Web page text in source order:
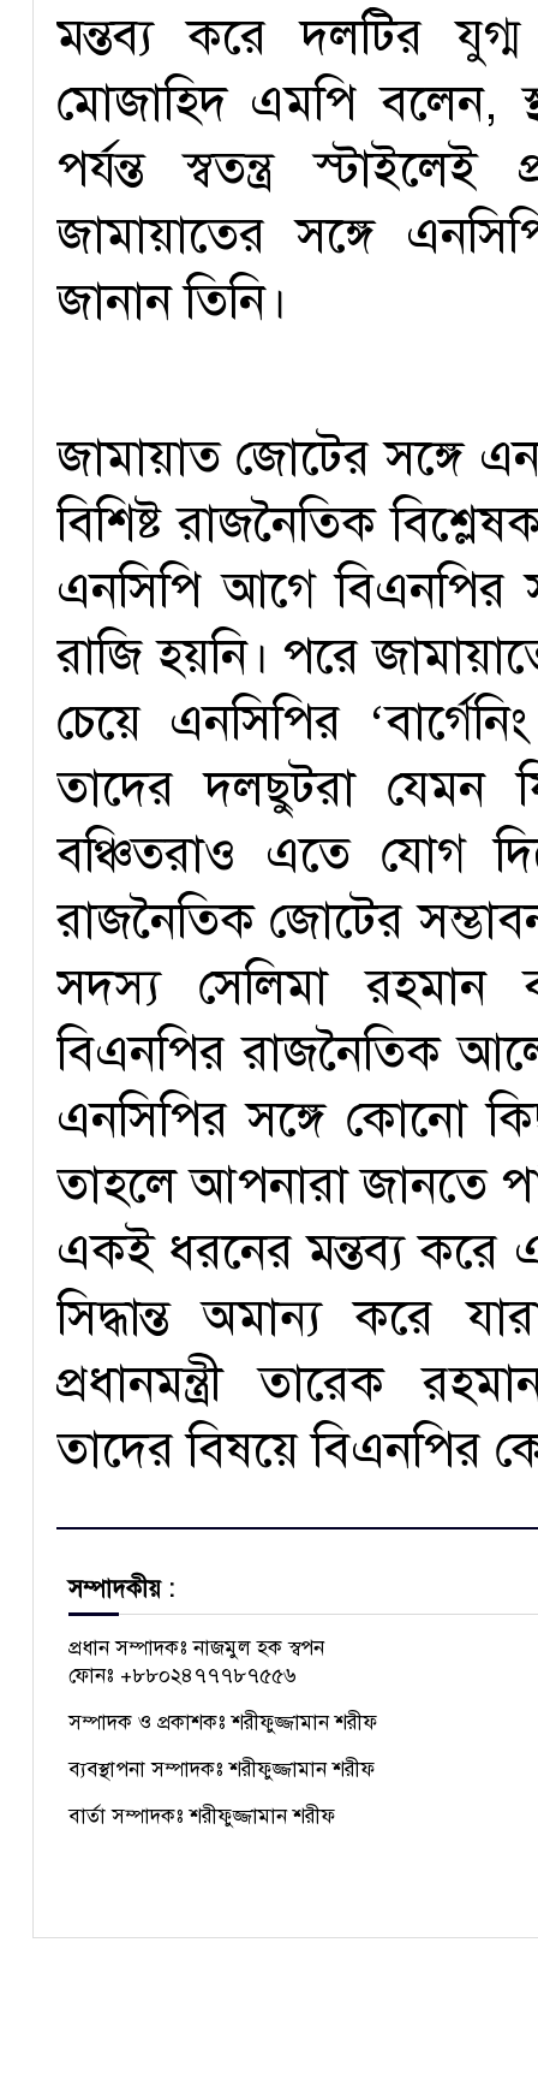
মন্তব্য করে দলটির
মোজাহিদ এমপি বলেন,
পর্যন্ত স্বতন্ত্র
জামায়াতের সঙ্গে
জানান তিনি।
জামায়াত জোটের সঙ্গে
বিশিষ্ট রাজনৈতিক
এনসিপি আগে বিএনপির
রাজি হয়নি। পরে
চেয়ে এনসিপির
তাদের দলছুটরা যেমন
বঞ্চিতরাও এতে যোগ
রাজনৈতিক জোটের
সদস্য সেলিমা রহমান
বিএনপির রাজনৈতিক
এনসিপির সঙ্গে কোনো
তাহলে আপনারা জানতে
একই ধরনের মন্তব্য করে
সিদ্ধান্ত অমান্য করে
প্রধানমন্ত্রী তারেক
তাদের বিষয়ে বিএনপির
সম্পাদকীয় :
প্রধান সম্পাদকঃ নাজমুল হক স্বপন
ফোনঃ +৮৮০২৪৭৭৭৮৭৫৫৬
সম্পাদক ও প্রকাশকঃ শরীফুজ্জামান শরীফ
ব্যবস্থাপনা সম্পাদকঃ শরীফুজ্জামান শরীফ
বার্তা সম্পাদকঃ শরীফুজ্জামান শরীফ